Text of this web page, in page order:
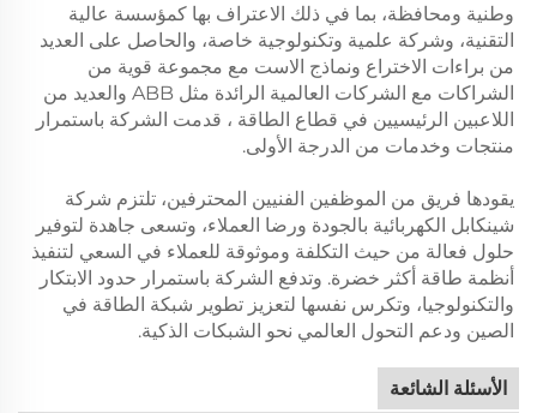
وطنية ومحافظة، بما في ذلك الاعتراف بها كمؤسسة عالية
التقنية، وشركة علمية وتكنولوجية خاصة، والحاصل على العديد
من براءات الاختراع ونماذج الاست مع مجموعة قوية من
الشراكات مع الشركات العالمية الرائدة مثل ABB والعديد من
اللاعبين الرئيسيين في قطاع الطاقة ، قدمت الشركة باستمرار
منتجات وخدمات من الدرجة الأولى.
يقودها فريق من الموظفين الفنيين المحترفين، تلتزم شركة
شينكابل الكهربائية بالجودة ورضا العملاء، وتسعى جاهدة لتوفير
حلول فعالة من حيث التكلفة وموثوقة للعملاء في السعي لتنفيذ
أنظمة طاقة أكثر خضرة. وتدفع الشركة باستمرار حدود الابتكار
والتكنولوجيا، وتكرس نفسها لتعزيز تطوير شبكة الطاقة في
الصين ودعم التحول العالمي نحو الشبكات الذكية.
الأسئلة الشائعة